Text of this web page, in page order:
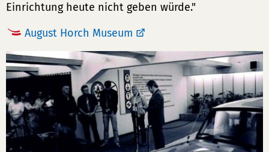
Einrichtung heute nicht geben würde."
August Horch Museum